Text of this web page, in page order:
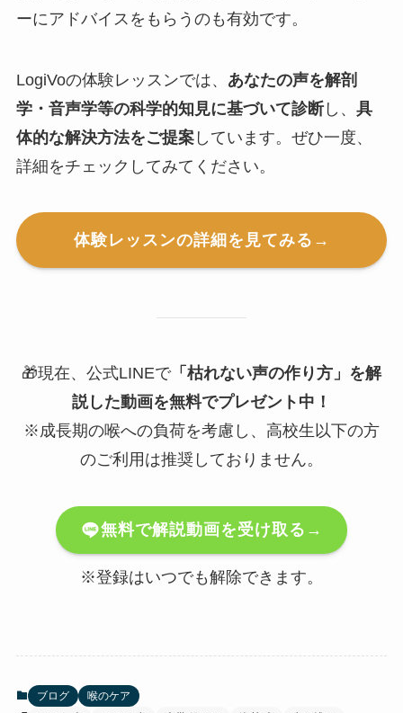
ーにアドバイスをもらうのも有効です。
LogiVoの体験レッスンでは、 あなたの声を解剖
学・音声学等の科学的知見に基づいて診断し、 具
体的な解決方法をご提案しています。ぜひ一度、
詳細をチェックしてみてください。
体験レッスンの詳細を見てみる→
🎁現在、公式LINEで「枯れない声の作り方」を解
説した動画を無料でプレゼント中！
※成長期の喉への負荷を考慮し、高校生以下の方
のご利用は推奨しておりません。
無料で解説動画を受け取る→
※登録はいつでも解除できます。
ブログ
喉のケア